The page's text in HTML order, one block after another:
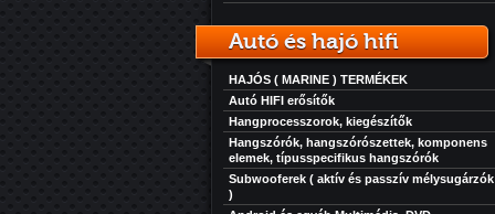
Autó és hajó hifi
HAJÓS ( MARINE ) TERMÉKEK
Autó HIFI erősítők
Hangprocesszorok, kiegészítők
Hangszórók, hangszórószettek, komponens
elemek, típusspecifikus hangszórók
Subwooferek ( aktív és passzív mélysugárzók
)